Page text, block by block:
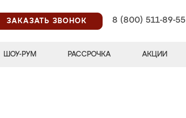
ЗАКАЗАТЬ ЗВОНОК
8 (800) 511-89-55
ШОУ-РУМ РАССРОЧКА АКЦИИ